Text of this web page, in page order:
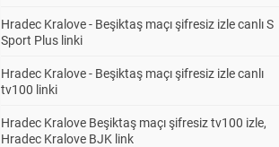
Hradec Kralove - Beşiktaş maçı şifresiz izle canlı S
Sport Plus linki
Hradec Kralove - Beşiktaş maçı şifresiz izle canlı
tv100 linki
Hradec Kralove Beşiktaş maçı şifresiz tv100 izle,
Hradec Kralove BJK link